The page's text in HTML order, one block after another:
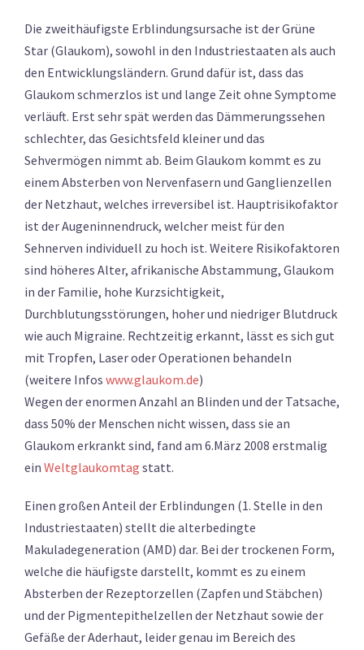
Die zweithäufigste Erblindungsursache ist der Grüne
Star (Glaukom), sowohl in den Industriestaaten als auch
den Entwicklungsländern. Grund dafür ist, dass das
Glaukom schmerzlos ist und lange Zeit ohne Symptome
verläuft. Erst sehr spät werden das Dämmerungssehen
schlechter, das Gesichtsfeld kleiner und das
Sehvermögen nimmt ab. Beim Glaukom kommt es zu
einem Absterben von Nervenfasern und Ganglienzellen
der Netzhaut, welches irreversibel ist. Hauptrisikofaktor
ist der Augeninnendruck, welcher meist für den
Sehnerven individuell zu hoch ist. Weitere Risikofaktoren
sind höheres Alter, afrikanische Abstammung, Glaukom
in der Familie, hohe Kurzsichtigkeit,
Durchblutungsstörungen, hoher und niedriger Blutdruck
wie auch Migraine. Rechtzeitig erkannt, lässt es sich gut
mit Tropfen, Laser oder Operationen behandeln
(weitere Infos www.glaukom.de)
Wegen der enormen Anzahl an Blinden und der Tatsache,
dass 50% der Menschen nicht wissen, dass sie an
Glaukom erkrankt sind, fand am 6.März 2008 erstmalig
ein Weltglaukomtag statt.
Einen großen Anteil der Erblindungen (1. Stelle in den
Industriestaaten) stellt die alterbedingte
Makuladegeneration (AMD) dar. Bei der trockenen Form,
welche die häufigste darstellt, kommt es zu einem
Absterben der Rezeptorzellen (Zapfen und Stäbchen)
und der Pigmentepithelzellen der Netzhaut sowie der
Gefäße der Aderhaut, leider genau im Bereich des